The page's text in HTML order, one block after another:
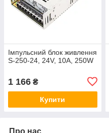
Імпульсний блок живлення
S-250-24, 24V, 10А, 250W
1 166 ₴
Купити
Про нас